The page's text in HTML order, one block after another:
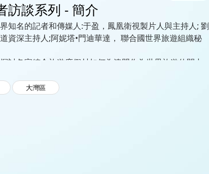
訪談系列 - 簡介
知名的記者和傳媒人:于盈，鳳凰衛視製片人與主持人; 劉
資深主持人;阿妮塔•門迪華達， 聯合國世界旅遊組織秘
討各家綜合旅遊度假村如何為澳門作為世界旅遊休閒中
大灣區